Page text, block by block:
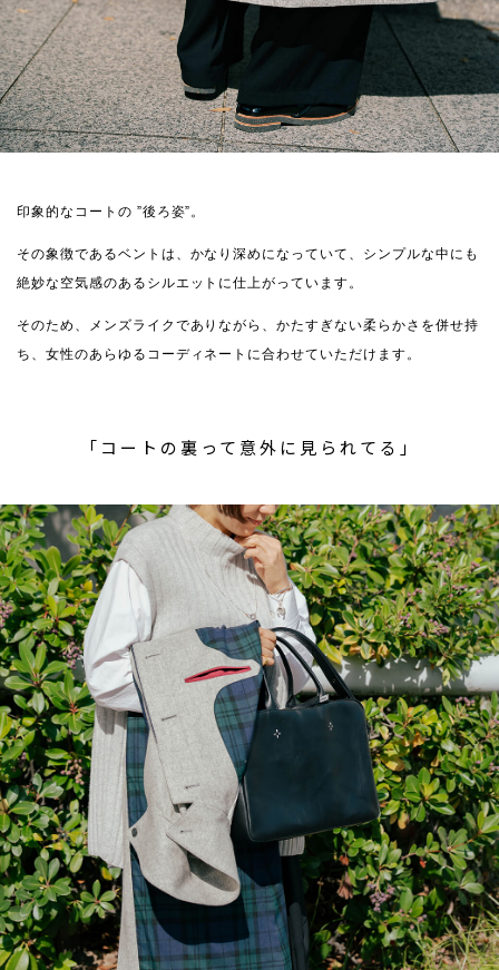
印象的なコートの ”後ろ姿”。
その象徴であるベントは、かなり深めになっていて、シンプルな中にも
絶妙な空気感のあるシルエットに仕上がっています。
そのため、メンズライクでありながら、かたすぎない柔らかさを併せ持
ち、女性のあらゆるコーディネートに合わせていただけます。
「コートの裏って意外に見られてる」